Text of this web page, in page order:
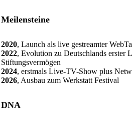
Meilensteine
2020, Launch als live gestreamter
2022, Evolution zu Deutschlands erster
Stiftungsvermögen
2024, erstmals Live-TV-Show plus
2026, Ausbau zum Werkstatt Festival
DNA